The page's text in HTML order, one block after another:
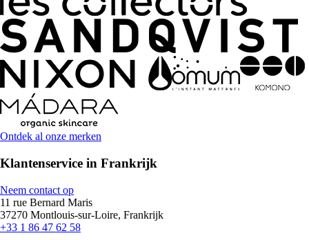
Ontdek al onze merken
Klantenservice in Frankrijk
Neem contact op
11 rue Bernard Maris
37270 Montlouis-sur-Loire, Frankrijk
+33 1 86 47 62 58